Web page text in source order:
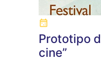
Prototipo
cine”